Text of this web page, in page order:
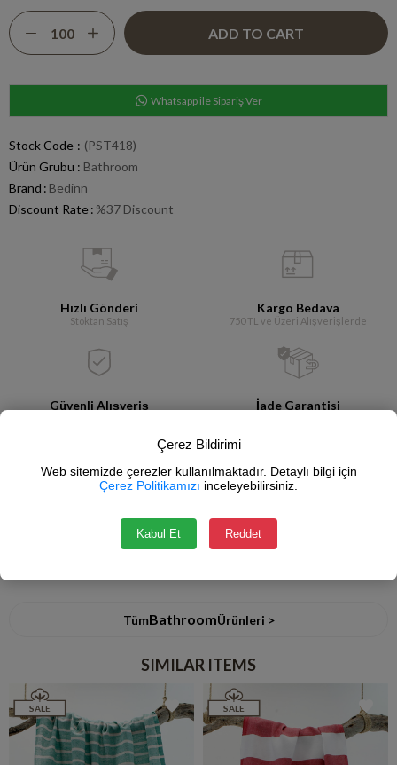
Whatsapp ile Sipariş Ver
Stock Code
(PST418)
Ürün Grubu : Bathroom
Brand : Bedinn
Discount Rate: %37 Discount
Hızlı Gönderi
Stoktan Satış
Kargo Bedava
750 TL ve Üzeri Alışverişlerde
Güvenli Alışveriş İade Garantisi
Add to Collection
Write a comment
TümBathroomÜrünleri >
SIMILAR ITEMS
SALE SALE
Çerez Bildirimi
Web sitemizde çerezler kullanılmaktadır. Detaylı bilgi için
Çerez Politikamızı inceleyebilirsiniz.
Kabul Et Reddet